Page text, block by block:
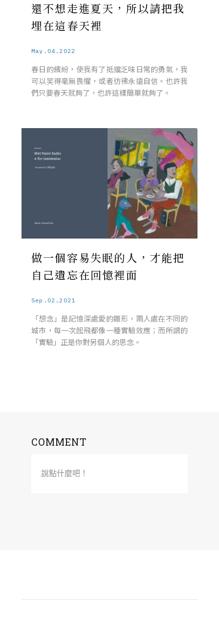
還不想走進夏天，所以請把我
埋在這春天裡
May.04.2022
春日的繽紛，使我有了抵擋乏味日常的勇氣，我
可以笑得毫無畏懼，或者彷彿永遠自信。也許我
們只要春天就夠了，也許這樣簡單就夠了。
做一個容易失眠的人，才能把
自己遺忘在回憶裡面
Sep.02.2021
「想念」是記憶深處愛的雛形，兩人處在不同的
城市，每一次起飛都像一種實驗效應；而所謂的
「實驗」正是你對另個人的思念。
COMMENT
說點什麼吧！